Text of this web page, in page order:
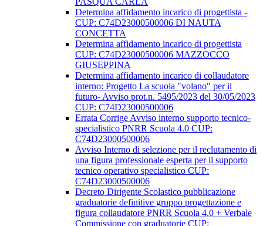
Determina affidamento incarico di progettista -
CUP: C74D23000500006 DI NAUTA
CONCETTA
Determina affidamento incarico di progettista
CUP: C74D23000500006 MAZZOCCO
GIUSEPPINA
Determina affidamento incarico di collaudatore
interno: Progetto La scuola "volano" per il
futuro- Avviso prot.n. 5495/2023 del 30/05/2023
CUP: C74D23000500006
Errata Corrige Avviso interno supporto tecnico-
specialistico PNRR Scuola 4.0 CUP:
C74D23000500006
Avviso Interno di selezione per il reclutamento di
una figura professionale esperta per il supporto
tecnico operativo specialistico CUP:
C74D23000500006
Decreto Dirigente Scolastico pubblicazione
graduatorie definitive gruppo progettazione e
figura collaudatore PNRR Scuola 4.0 + Verbale
Commissione con graduatorie CUP: